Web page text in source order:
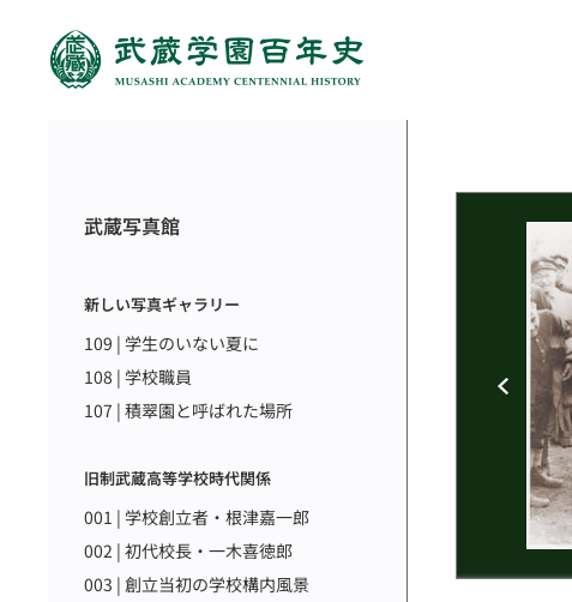
武蔵写真館
新しい写真ギャラリー
109 | 学生のいない夏に
108 | 学校職員
107 | 積翠園と呼ばれた場所
旧制武蔵高等学校時代関係
001 | 学校創立者・根津嘉一郎
002 | 初代校長・一木喜徳郎
003 | 創立当初の学校構内風景